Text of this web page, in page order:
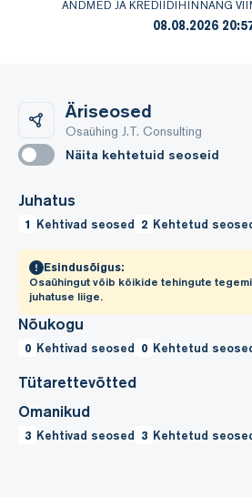
ANDMED JA KREDIIDIHINNANG
08.08.2026
Äriseosed
Osaühing J.T. Consulting
Näita kehtetuid seoseid
Juhatus
1 Kehtivad seosed 2 Kehtetud
Esindusõigus:
Osaühingut võib kõikide tehingute
juhatuse liige.
Nõukogu
0 Kehtivad seosed 0 Kehtetud
Tütarettevõtted
Omanikud
3 Kehtivad seosed 3 Kehtetud